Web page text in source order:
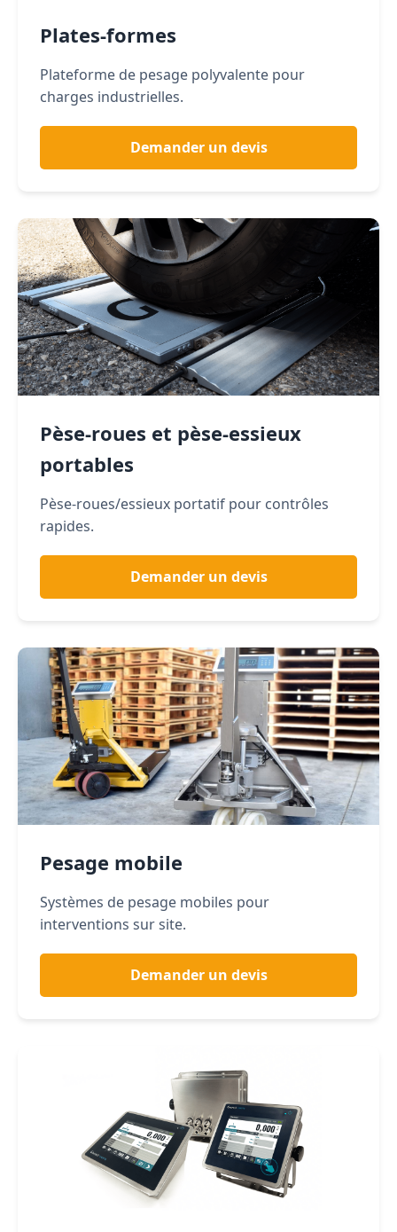
Plates-formes
Plateforme de pesage polyvalente pour
charges industrielles.
Demander un devis
Pèse-roues et pèse-essieux
portables
Pèse-roues/essieux portatif pour contrôles
rapides.
Demander un devis
Pesage mobile
Systèmes de pesage mobiles pour
interventions sur site.
Demander un devis